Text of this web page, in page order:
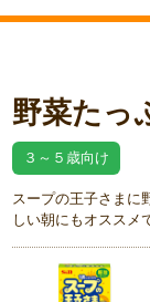
野菜たっ
３～５歳向け
スープの王子さまに
しい朝にもオススメ